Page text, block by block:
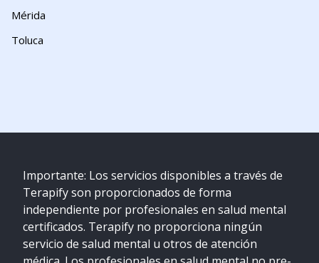
Mérida
Toluca
Importante: Los servicios disponibles a través de
Terapify son proporcionados de forma
independiente por profesionales en salud mental
certificados. Terapify no proporciona ningún
servicio de salud mental u otros de atención